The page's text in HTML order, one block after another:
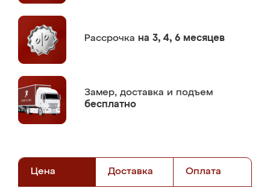
Рассрочка на 3, 4, 6 месяцев
Замер, доставка и подъем
бесплатно
Цена Доставка Оплата